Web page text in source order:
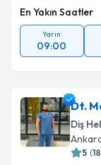
En Yakın Saatler
Yarın
09:00
Dt.
Diş
5 (